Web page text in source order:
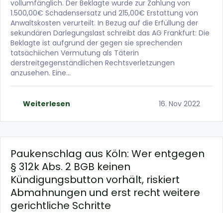
vollumfänglich. Der Beklagte wurde zur Zahlung von
1.500,00€ Schadensersatz und 215,00€ Erstattung von
Anwaltskosten verurteilt. In Bezug auf die Erfüllung der
sekundären Darlegungslast schreibt das AG Frankfurt: Die
Beklagte ist aufgrund der gegen sie sprechenden
tatsächiichen Vermutung als Täterin
derstreitgegenständlichen Rechtsverletzungen
anzusehen. Eine…
Weiterlesen 16. Nov 2022
Paukenschlag aus Köln: Wer entgegen
§ 312k Abs. 2 BGB keinen
Kündigungsbutton vorhält, riskiert
Abmahnungen und erst recht weitere
gerichtliche Schritte